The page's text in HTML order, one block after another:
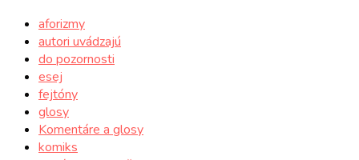
aforizmy
autori uvádzajú
do pozornosti
esej
fejtóny
glosy
Komentáre a glosy
komiks